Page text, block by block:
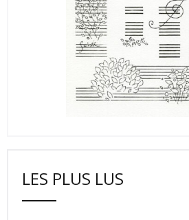
LES PLUS LUS